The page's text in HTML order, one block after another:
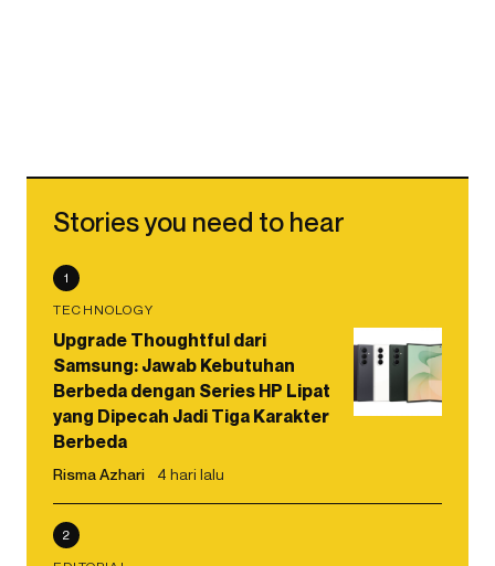
Stories you need to hear
1
TECHNOLOGY
Upgrade Thoughtful dari
Samsung: Jawab Kebutuhan
Berbeda dengan Series HP Lipat
yang Dipecah Jadi Tiga Karakter
Berbeda
Risma Azhari 4 hari lalu
2